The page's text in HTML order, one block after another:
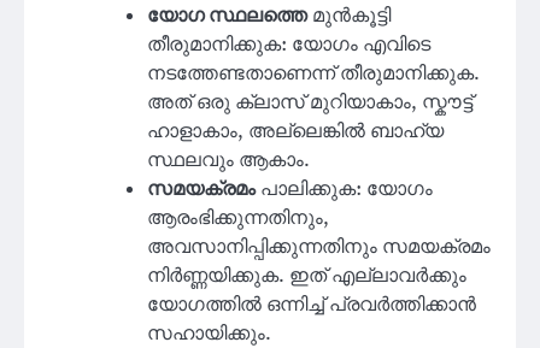
യോഗ സ്ഥലത്തെമുൻകൂട്ടി
തീരുമാനിക്കുക: യോഗം എവിടെ
നടത്തേണ്ടതാണെന്ന് തീരുമാനിക്കുക.
അത് ഒരു ക്ലാസ് മുറിയാകാം, സ്കൗട്ട്
ഹാളാകാം, അല്ലെങ്കിൽ ബാഹ്യ
സ്ഥലവും ആകാം.
സമയക്രമംപാലിക്കുക: യോഗം
ആരംഭിക്കുന്നതിനും,
അവസാനിപ്പിക്കുന്നതിനും സമയക്രമം
നിർണ്ണയിക്കുക. ഇത് എല്ലാവർക്കും
യോഗത്തിൽ ഒന്നിച്ച് പ്രവർത്തിക്കാൻ
സഹായിക്കും.